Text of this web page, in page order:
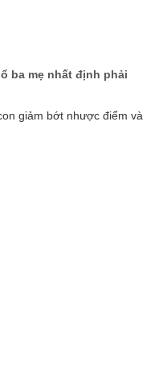
ba mẹ nhất định phải
giảm bớt nhược điểm và